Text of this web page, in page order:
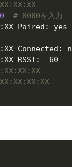
# 0000を入力